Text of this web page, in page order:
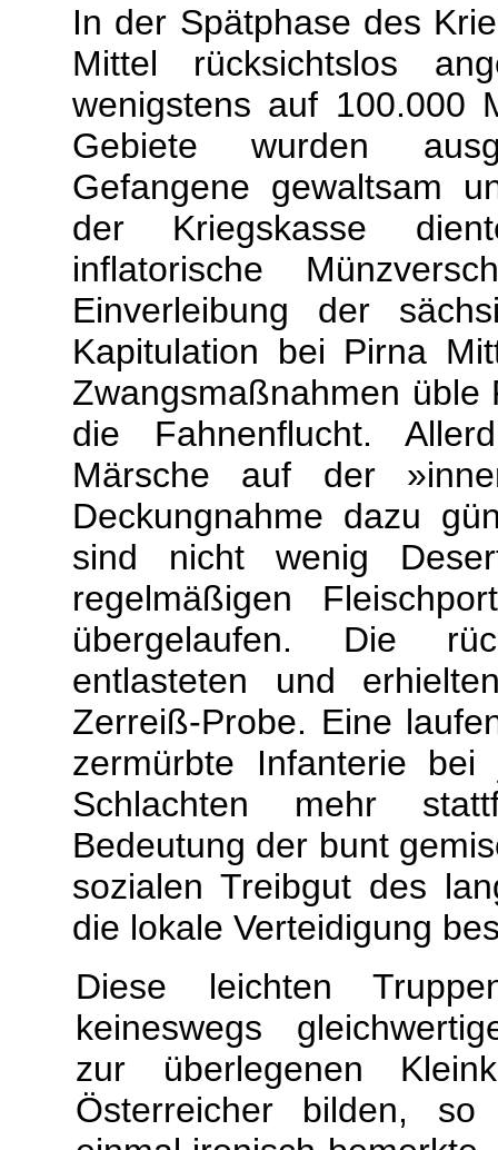
In der Spätphase des
Mittel rücksichtslos
wenigstens auf 100.000
Gebiete wurden
Gefangene gewaltsam
der Kriegskasse
inflatorische
Einverleibung der
Kapitulation bei Pirna
Zwangsmaßnahmen
die Fahnenflucht.
Märsche auf der
Deckungnahme dazu
sind nicht wenig
regelmäßigen
übergelaufen. Die
entlasteten und
Zerreiß-Probe. Eine
zermürbte Infanterie
Schlachten mehr
Bedeutung der bunt
sozialen Treibgut des
die lokale Verteidigung
Diese leichten
keineswegs
zur überlegenen
Österreicher bilden,